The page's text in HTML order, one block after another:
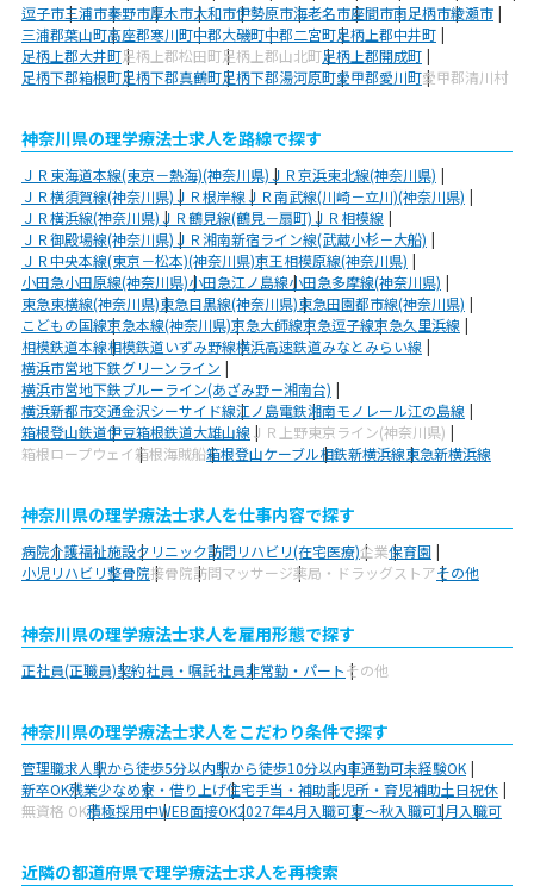
逗子市三浦市秦野市厚木市大和市伊勢原市海老名市座間市南足柄市綾瀬市
三浦郡葉山町高座郡寒川町中郡大磯町中郡二宮町足柄上郡中井町
足柄上郡大井町足柄上郡松田町足柄上郡山北町足柄上郡開成町
足柄下郡箱根町足柄下郡真鶴町足柄下郡湯河原町愛甲郡愛川町愛甲郡清川村
神奈川県の理学療法士求人を路線で探す
ＪＲ東海道本線(東京－熱海)(神奈川県)ＪＲ京浜東北線(神奈川県)
ＪＲ横須賀線(神奈川県)ＪＲ根岸線ＪＲ南武線(川崎－立川)(神奈川県)
ＪＲ横浜線(神奈川県)ＪＲ鶴見線(鶴見－扇町)ＪＲ相模線
ＪＲ御殿場線(神奈川県)ＪＲ湘南新宿ライン線(武蔵小杉－大船)
ＪＲ中央本線(東京－松本)(神奈川県)京王相模原線(神奈川県)
小田急小田原線(神奈川県)小田急江ノ島線小田急多摩線(神奈川県)
東急東横線(神奈川県)東急目黒線(神奈川県)東急田園都市線(神奈川県)
こどもの国線京急本線(神奈川県)京急大師線京急逗子線京急久里浜線
相模鉄道本線相模鉄道いずみ野線横浜高速鉄道みなとみらい線
横浜市営地下鉄グリーンライン
横浜市営地下鉄ブルーライン(あざみ野－湘南台)
横浜新都市交通金沢シーサイド線江ノ島電鉄湘南モノレール江の島線
箱根登山鉄道伊豆箱根鉄道大雄山線 ＪＲ上野東京ライン(神奈川県)
箱根ロープウェイ箱根海賊船箱根登山ケーブル相鉄新横浜線東急新横浜線
神奈川県の理学療法士求人を仕事内容で探す
病院介護福祉施設クリニック訪問リハビリ(在宅医療)企業保育園
小児リハビリ整骨院接骨院訪問マッサージ薬局・ドラッグストアその他
神奈川県の理学療法士求人を雇用形態で探す
正社員(正職員)契約社員・嘱託社員非常勤・パートその他
神奈川県の理学療法士求人をこだわり条件で探す
管理職求人駅から徒歩5分以内駅から徒歩10分以内車通勤可未経験OK
新卒OK残業少なめ寮・借り上げ住宅手当・補助託児所・育児補助土日祝休
無資格 OK積極採用中WEB面接OK2027年4月入職可夏～秋入職可1月入職可
近隣の都道府県で理学療法士求人を再検索